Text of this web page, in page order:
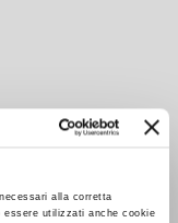
alla corretta
essere utilizzati anche cookie